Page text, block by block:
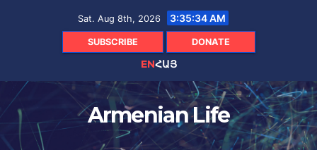
Sat. Aug 8th, 2026 3:35:35 AM
SUBSCRIBE DONATE
ENՀԱՅ
Armenian Life